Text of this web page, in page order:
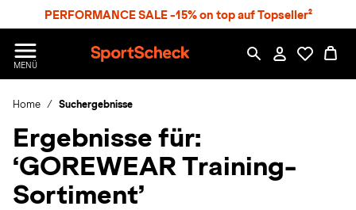
PERFORMANCE SALE -15% on top auf Topseller²
MENÜ
p
r
S
h
c
Home Suchergebnisse
Ergebnisse für:
‘GOREWEAR Training-
Sortiment’